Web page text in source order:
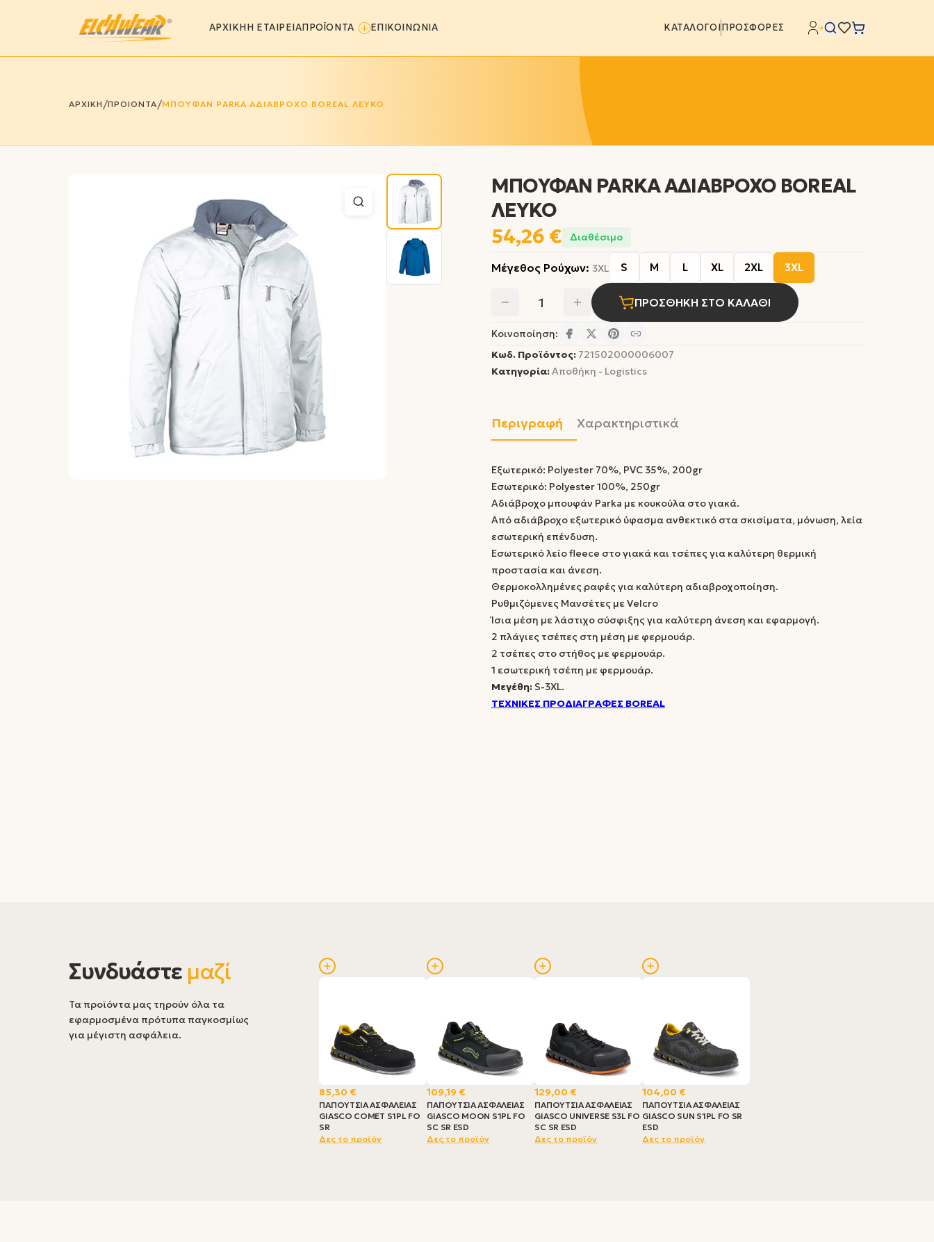
ΑΡΧΙΚΗΗ ΕΤΑΙΡΕΙΑΠΡΟΪΟΝΤΑ ΕΠΙΚΟΙΝΩΝΙΑ ΚΑΤΑΛΟΓΟΙΠΡΟΣΦΟΡΕΣ
ΑΡΧΙΚΗ /ΠΡΟΙΟΝΤΑ/ΜΠΟΥΦΑΝ PARKA ΑΔΙΑΒΡΟΧΟ BOREAL ΛΕΥΚΟ
ΜΠΟΥΦΑΝ PARKA ΑΔΙΑΒΡΟΧΟ BOREAL
ΛΕΥΚΟ
54,26 €
Διαθέσιμο
Μέγεθος Ρούχων: 3XL S M L XL 2XL 3XL
1 ΠΡΟΣΘΗΚΗ ΣΤΟ ΚΑΛΑΘΙ
Κοινοποίηση:
Κωδ. Προϊόντος: 721502000006007
Κατηγορία:Αποθήκη - Logistics
Περιγραφή Χαρακτηριστικά
Εξωτερικό: Polyester 70%, PVC 35%, 200gr
Εσωτερικό: Polyester 100%, 250gr
Αδιάβροχο μπουφάν Parka με κουκούλα στο γιακά.
Από αδιάβροχο εξωτερικό ύφασμα ανθεκτικό στα σκισίματα, μόνωση, λεία
εσωτερική επένδυση.
Εσωτερικό λείο fleece στο γιακά και τσέπες για καλύτερη θερμική
προστασία και άνεση.
Θερμοκολλημένες ραφές για καλύτερη αδιαβροχοποίηση.
Ρυθμιζόμενες Μανσέτες με Velcro
Ίσια μέση με λάστιχο σύσφιξης για καλύτερη άνεση και εφαρμογή.
2 πλάγιες τσέπες στη μέση με φερμουάρ.
2 τσέπες στο στήθος με φερμουάρ.
1 εσωτερική τσέπη με φερμουάρ.
Μεγέθη:S-3XL.
ΤΕΧΝΙΚΕΣ ΠΡΟΔΙΑΓΡΑΦΕΣ BOREAL
Συνδυάστε μαζί
Τα προϊόντα μας τηρούν όλα τα
εφαρμοσμένα πρότυπα παγκοσμίως
για μέγιστη ασφάλεια.
85,30 €
ΠΑΠΟΥΤΣΙΑ ΑΣΦΑΛΕΙΑΣ
GIASCO COMET S1PL FO
SR
Δες το προϊόν
109,19 €
ΠΑΠΟΥΤΣΙΑ ΑΣΦΑΛΕΙΑΣ
GIASCO MOON S1PL FO
SC SR ESD
Δες το προϊόν
129,00 €
ΠΑΠΟΥΤΣΙΑ ΑΣΦΑΛΕΙΑΣ
GIASCO UNIVERSE S3L FO
SC SR ESD
Δες το προϊόν
104,00 €
ΠΑΠΟΥΤΣΙΑ ΑΣΦΑΛΕΙΑΣ
GIASCO SUN S1PL FO SR
ESD
Δες το προϊόν